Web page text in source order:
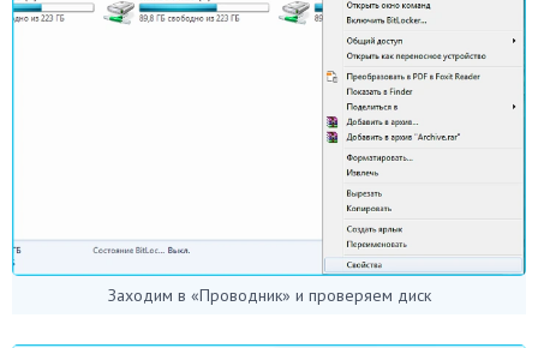
Заходим в «Проводник» и проверяем диск